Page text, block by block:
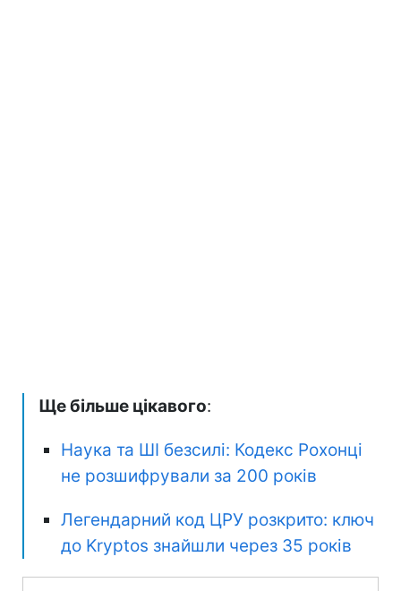
Ще більше цікавого:
Наука та ШІ безсилі: Кодекс Рохонці
не розшифрували за 200 років
Легендарний код ЦРУ розкрито: ключ
до Kryptos знайшли через 35 років